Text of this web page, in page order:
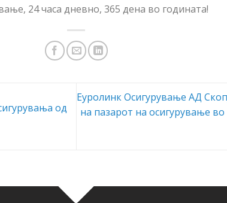
24 часа дневно, 365 дена во годината!
од
Еуролинк Осигурување АД
на пазарот на осигурување